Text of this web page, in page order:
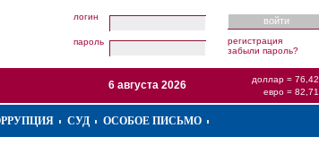
логин
пароль
регистрация
забыли пароль?
доллар = 76,42
евро = 82,71
6 августа 2026
СУД ОСОБОЕ ПИСЬМО